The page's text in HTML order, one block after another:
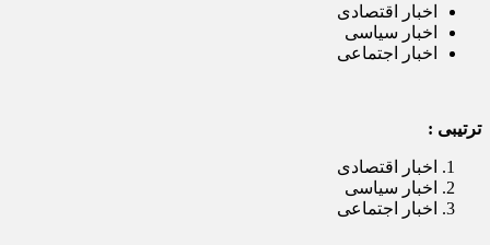
اخبار اقتصادی
اخبار سیاسی
اخبار اجتماعی
ترتیبی :
اخبار اقتصادی
اخبار سیاسی
اخبار اجتماعی